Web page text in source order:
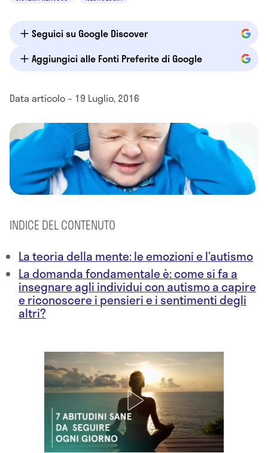
Seguici su Google Discover
Aggiungici alle Fonti Preferite di Google
Data articolo – 19 Luglio, 2016
INDICE DEL CONTENUTO
La teoria della mente: le emozioni e l’autismo
La domanda fondamentale è: come si fa a
insegnare agli individui con autismo a capire
e riconoscere i pensieri e i sentimenti degli
altri?